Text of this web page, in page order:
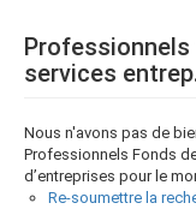
services
Nous n'avons pas de
Professionnels Fonds
d’entreprises pour le
Re-soumettre la